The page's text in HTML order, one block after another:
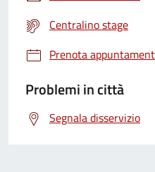
Centralino stage
Prenota
Problemi in città
Segnala disservizio